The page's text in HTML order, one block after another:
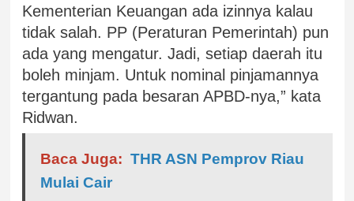
Kementerian Keuangan ada izinnya kalau
tidak salah. PP (Peraturan Pemerintah) pun
ada yang mengatur. Jadi, setiap daerah itu
boleh minjam. Untuk nominal pinjamannya
tergantung pada besaran APBD-nya,” kata
Ridwan.
Baca Juga: THR ASN Pemprov Riau
Mulai Cair